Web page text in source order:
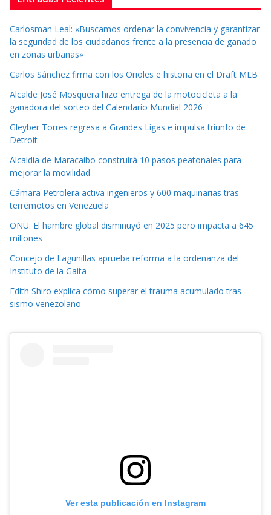
Carlosman Leal: «Buscamos ordenar la convivencia y garantizar
la seguridad de los ciudadanos frente a la presencia de ganado
en zonas urbanas»
Carlos Sánchez firma con los Orioles e historia en el Draft MLB
Alcalde José Mosquera hizo entrega de la motocicleta a la
ganadora del sorteo del Calendario Mundial 2026
Gleyber Torres regresa a Grandes Ligas e impulsa triunfo de
Detroit
Alcaldía de Maracaibo construirá 10 pasos peatonales para
mejorar la movilidad
Cámara Petrolera activa ingenieros y 600 maquinarias tras
terremotos en Venezuela
ONU: El hambre global disminuyó en 2025 pero impacta a 645
millones
Concejo de Lagunillas aprueba reforma a la ordenanza del
Instituto de la Gaita
Edith Shiro explica cómo superar el trauma acumulado tras
sismo venezolano
Ver esta publicación en Instagram